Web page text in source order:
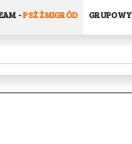
-PSŻ ŻMIGRÓD GRUPOWY